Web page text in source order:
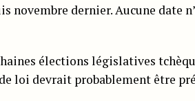
novembre dernier. Aucune date
élections législatives
loi devrait probablement être